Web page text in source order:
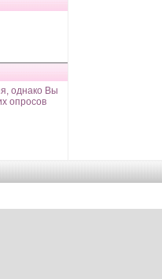
однако Вы
опросов